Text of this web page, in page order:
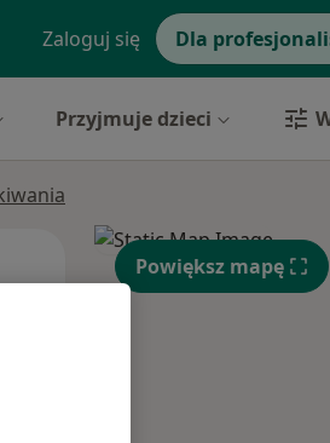
Zaloguj się Dla
Przyjmuje dzieci
11 Sie
Śr, Czw,
Powiększ mapę